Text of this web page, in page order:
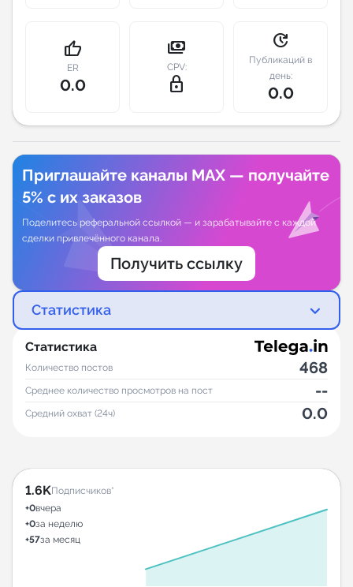
thumb_up
ER
0.0
payments
CPV:
lock_outline
update
Публикаций в
день:
0.0
Приглашайте каналы MAX — получайте
5% с их заказов
Поделитесь реферальной ссылкой — и зарабатывайте с каждой
сделки привлечённого канала.
Получить ссылку
Статистика
Статистика
Количество постов 468
Среднее количество просмотров на пост --
Средний охват (24ч) 0.0
1.6KПодписчиков*
+0вчера
+0за неделю
+57за месяц